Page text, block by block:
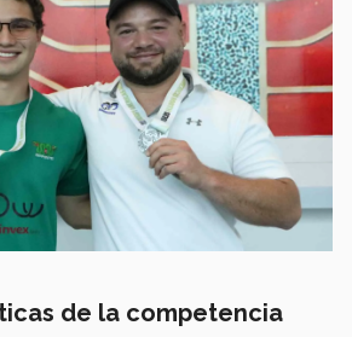
de la competencia